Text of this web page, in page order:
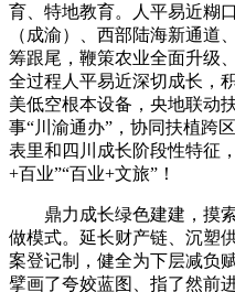
育、特地教育。人平易近糊
（成渝）、西部陆海新通道
筹跟尾，鞭策农业全面升级
全过程人平易近深切成长，
美低空根本设备，央地联动
事“川渝通办”，协同扶植跨
表里和四川成长阶段性特征
+百业”“百业+文旅”！
鼎力成长绿色建建，摸索
做模式。延长财产链、沉塑
案登记制，健全为下层减负
擘画了夸姣蓝图、指了然前